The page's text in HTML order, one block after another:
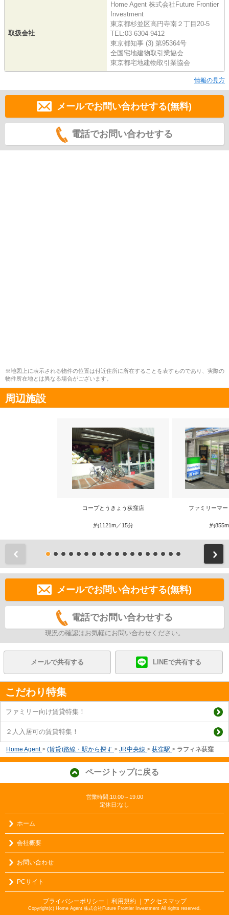
取扱会社
Home Agent 株式会社Future Frontier
Investment
東京都杉並区高円寺南２丁目20-5
TEL:03-6304-9412
東京都知事 (3) 第95364号
全国宅地建物取引業協会
東京都宅地建物取引業協会
情報の見方
メールでお問い合わせする(無料)
電話でお問い合わせする
※地図上に表示される物件の位置は付近住所に所在することを表すものであり、実際の
物件所在地とは異なる場合がございます。
周辺施設
コープとうきょう荻窪店
約1121m／15分
ファミリーマ
約
メールでお問い合わせする(無料)
電話でお問い合わせする
現況の確認はお気軽にお問い合わせください。
メールで共有する LINEで共有する
こだわり特集
ファミリー向け賃貸特集！
２人入居可の賃貸特集！
Home Agent > (賃貸)路線・駅から探す > JR中央線 > 荻窪駅 > ラフィネ荻窪
ページトップに戻る
営業時間:10:00～19:00
定休日:なし
ホーム
会社概要
お問い合わせ
PCサイト
プライバシーポリシー 利用規約 ｜アクセスマップ
Copyright(c) Home Agent 株式会社Future Frontier Investment All rights reserved.